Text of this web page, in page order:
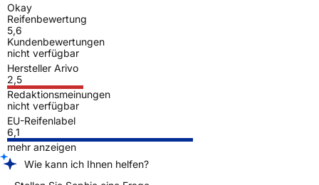
Okay
Reifenbewertung
5,6
Kundenbewertungen
nicht verfügbar
Hersteller Arivo
2,5
Redaktionsmeinungen
nicht verfügbar
EU-Reifenlabel
6,1
mehr anzeigen
Wie kann ich Ihnen helfen?